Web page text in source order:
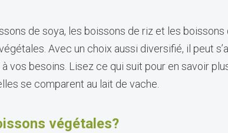
de soya, les boissons de riz et les
Avec un choix aussi diversifié, il peut
vos besoins. Lisez ce qui suit pour en savoir
se comparent au lait de vache.
végétales?